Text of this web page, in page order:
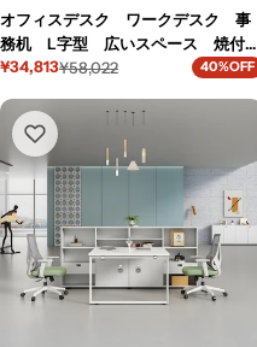
オフィスデスク ワークデスク 事
務机 L字型 広いスペース 焼付塗
装 サイドキャビネット 大容量
セ
ル
価
格
¥34,813
通
価
格
¥58,022 40%OFF